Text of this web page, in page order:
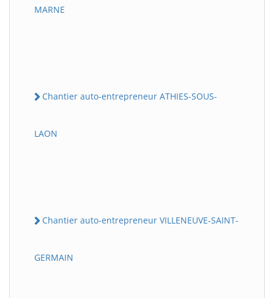
MARNE
Chantier auto-entrepreneur ATHIES-SOUS-
LAON
Chantier auto-entrepreneur VILLENEUVE-SAINT-
GERMAIN